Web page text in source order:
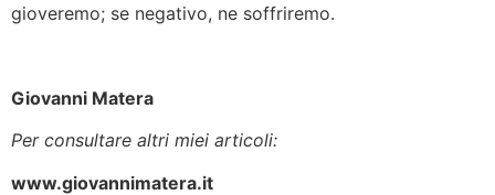
gioveremo; se negativo, ne soffriremo.
Giovanni Matera
Per consultare altri miei articoli:
www.giovannimatera.it